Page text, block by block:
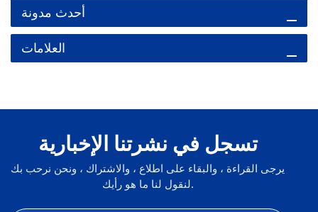
أحدث مدونة
العلامات
تسجل في نشرتنا الإخبارية
يرجى القراءة ، والبقاء على اطلاع ، والاشتراك ، ونحن نرحب بك
لنقول لنا ما هو رأيك.